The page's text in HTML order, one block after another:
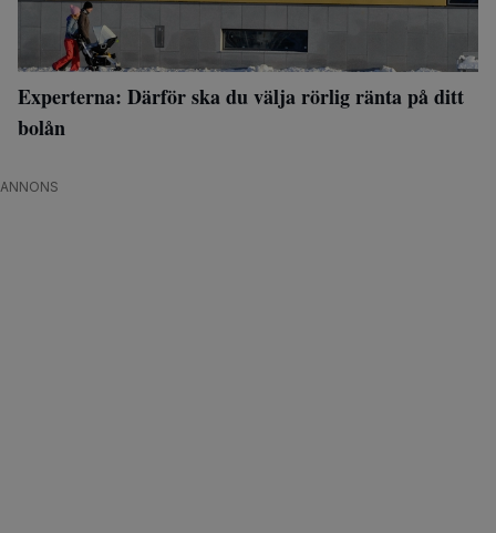
Experterna: Därför ska du välja rörlig ränta på ditt
bolån
ANNONS